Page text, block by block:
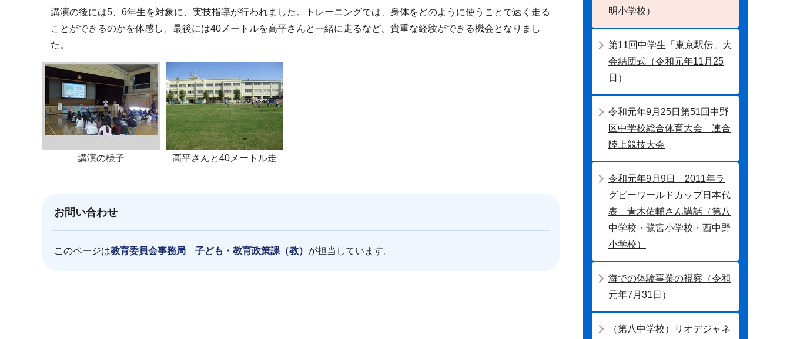
講演の後には5、6年生を対象に、実技指導が行われました。トレーニングでは、身体をどのように使うことで速く走る
ことができるのかを体感し、最後には40メートルを高平さんと一緒に走るなど、貴重な経験ができる機会となりまし
た。
講演の様子 高平さんと40メートル走
お問い合わせ
このページは教育委員会事務局 子ども・教育政策課（教） が担当しています。
こ
ら
明小学校）
第11回中学生「東京駅伝」大
会結団式（令和元年11月25
日）
令和元年9月25日第51回中野
区中学校総合体育大会 連合
陸上競技大会
令和元年9月9日 2011年ラ
グビーワールドカップ日本代
表 青木佑輔さん講話（第八
中学校・鷺宮小学校・西中野
小学校）
海での体験事業の視察（令和
元年7月31日）
（第八中学校）リオデジャネ